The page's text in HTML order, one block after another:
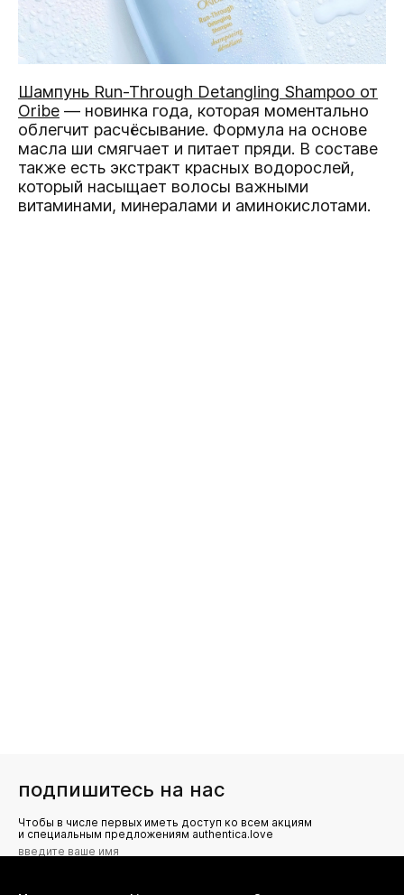
Шампунь Run-Through Detangling Shampoo от
Oribe — новинка года, которая моментально
облегчит расчёсывание. Формула на основе
масла ши смягчает и питает пряди. В составе
также есть экстракт красных водорослей,
который насыщает волосы важными
витаминами, минералами и аминокислотами.
подпишитесь на нас
Чтобы в числе первых иметь доступ ко всем акциям
и специальным предложениям authentica.love